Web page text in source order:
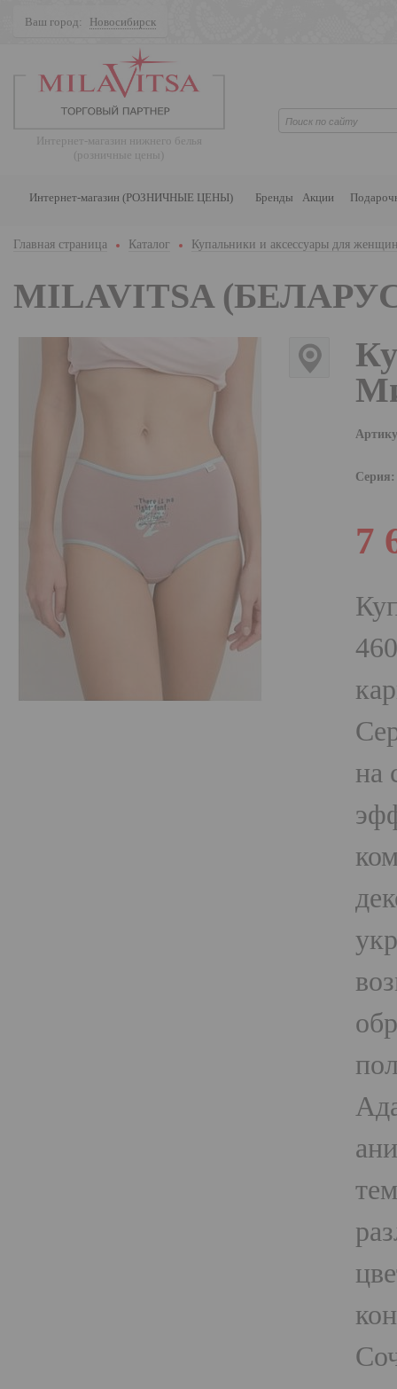
Ваш город: Новосибирск
Интернет-магазин нижнего белья
(розничные цены)
Интернет-магазин (РОЗНИЧНЫЕ ЦЕНЫ) Бренды Акции
Главная страница Каталог Купальники и аксессуары для
MILAVITSA
Серия:
7
на